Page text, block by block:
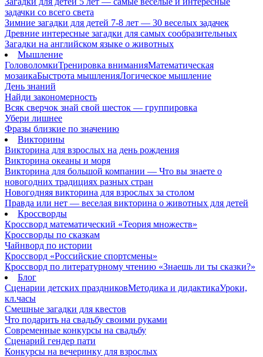
задачки со всего света
Зимние загадки для детей 7-8 лет — 30 веселых задачек
Древние интересные загадки для самых сообразительных
Загадки на английском языке о животных
Мышление
ГоловоломкиТренировка вниманияМатематическая
мозаикаБыстрота мышленияЛогическое мышление
День знаний
Найди закономерность
Всяк сверчок знай свой шесток — группировка
Убери лишнее
Фразы близкие по значению
Викторины
Викторина для взрослых на день рождения
Викторина океаны и моря
Викторина для большой компании — Что вы знаете о
новогодних традициях разных стран
Новогодняя викторина для взрослых за столом
Правда или нет — веселая викторина о животных для детей
Кроссворды
Кроссворд математический «Теория множеств»
Кроссворды по сказкам
Чайнворд по истории
Кроссворд «Российские спортсмены»
Кроссворд по литературному чтению «Знаешь ли ты сказки?»
Блог
Сценарии детских праздниковМетодика и дидактикаУроки,
кл.часы
Смешные загадки для квестов
Что подарить на свадьбу своими руками
Современные конкурсы на свадьбу
Сценарий гендер пати
Конкурсы на вечеринку для взрослых